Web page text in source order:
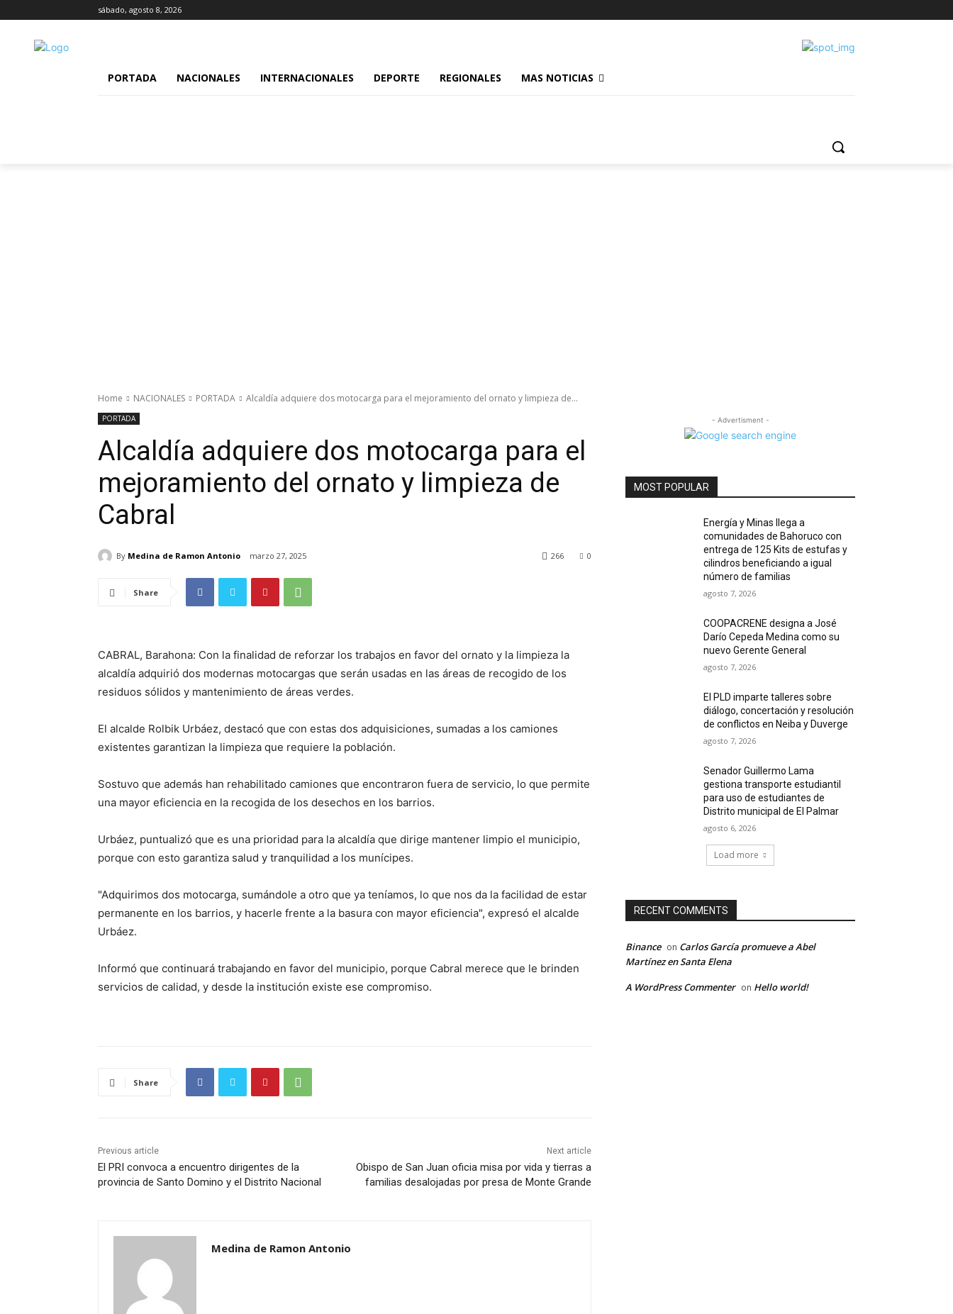
sábado, agosto 8, 2026
PORTADA NACIONALES INTERNACIONALES DEPORTE REGIONALES MAS NOTICIAS
Home NACIONALES PORTADA Alcaldía adquiere dos motocarga para el mejoramiento del ornato y limpieza de...
PORTADA
Alcaldía adquiere dos motocarga para el
mejoramiento del ornato y limpieza de
Cabral
By Medina de Ramon Antonio marzo 27, 2025 0
266
Share
CABRAL, Barahona: Con la finalidad de reforzar los trabajos en favor del ornato y la limpieza la
alcaldía adquirió dos modernas motocargas que serán usadas en las áreas de recogido de los
residuos sólidos y mantenimiento de áreas verdes.
El alcalde Rolbik Urbáez, destacó que con estas dos adquisiciones, sumadas a los camiones
existentes garantizan la limpieza que requiere la población.
Sostuvo que además han rehabilitado camiones que encontraron fuera de servicio, lo que permite
una mayor eficiencia en la recogida de los desechos en los barrios.
Urbáez, puntualizó que es una prioridad para la alcaldía que dirige mantener limpio el municipio,
porque con esto garantiza salud y tranquilidad a los munícipes.
"Adquirimos dos motocarga, sumándole a otro que ya teníamos, lo que nos da la facilidad de estar
permanente en los barrios, y hacerle frente a la basura con mayor eficiencia", expresó el alcalde
Urbáez.
Informó que continuará trabajando en favor del municipio, porque Cabral merece que le brinden
servicios de calidad, y desde la institución existe ese compromiso.
Share
Previous article
El PRI convoca a encuentro dirigentes de la
provincia de Santo Domino y el Distrito Nacional
Next article
Obispo de San Juan oficia misa por vida y tierras a
familias desalojadas por presa de Monte Grande
Medina de Ramon Antonio
- Advertisment -
MOST POPULAR
Energía y Minas llega a
comunidades de Bahoruco con
entrega de 125 Kits de estufas y
cilindros beneficiando a igual
número de familias
agosto 7, 2026
COOPACRENE designa a José
Darío Cepeda Medina como su
nuevo Gerente General
agosto 7, 2026
El PLD imparte talleres sobre
diálogo, concertación y resolución
de conflictos en Neiba y Duverge
agosto 7, 2026
Senador Guillermo Lama
gestiona transporte estudiantil
para uso de estudiantes de
Distrito municipal de El Palmar
agosto 6, 2026
Load more
RECENT COMMENTS
Binance on Carlos García promueve a Abel
Martínez en Santa Elena
A WordPress Commenter on Hello world!